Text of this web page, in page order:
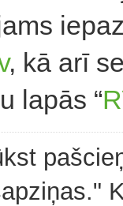
, kā arī
lapās “